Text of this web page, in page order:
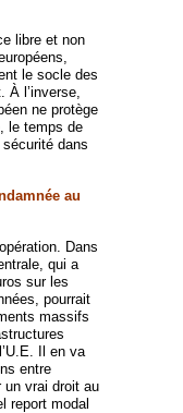
libre et non
le socle des
l’inverse,
ne protège
le temps de
dans
au
Dans
qui a
sur les
pourrait
massifs
Il en va
entre
un vrai droit au
report modal